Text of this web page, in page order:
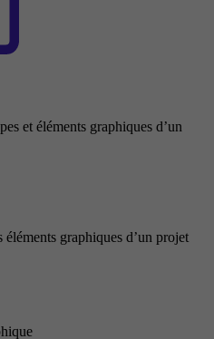
et éléments graphiques d’un
graphiques d’un projet